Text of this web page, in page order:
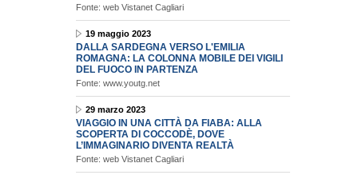
Fonte: web Vistanet Cagliari
19 maggio 2023
DALLA SARDEGNA VERSO L'EMILIA
ROMAGNA: LA COLONNA MOBILE DEI VIGILI
DEL FUOCO IN PARTENZA
Fonte: www.youtg.net
29 marzo 2023
VIAGGIO IN UNA CITTÀ DA FIABA: ALLA
SCOPERTA DI COCCODÈ, DOVE
L’IMMAGINARIO DIVENTA REALTÀ
Fonte: web Vistanet Cagliari